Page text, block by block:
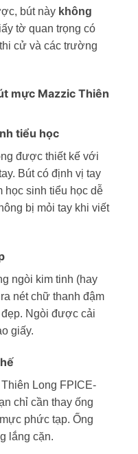
bút này không
tờ quan trọng có
cử và các trường
mực Mazzic Thiên
tiểu học
được thiết kế với
Bút có định vị tay
học sinh tiểu học dễ
bị mỏi tay khi viết
ngòi kim tinh (hay
nét chữ thanh đậm
Ngòi được cải
giấy.
Long FPICE-
chỉ cần thay ống
phức tạp. Ống
lắng cặn.